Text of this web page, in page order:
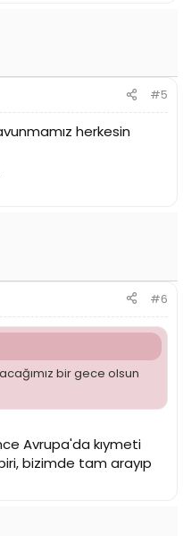
#5
herkesin
#6
bir gece olsun
Avrupa'da kıymeti
bizimde tam arayıp